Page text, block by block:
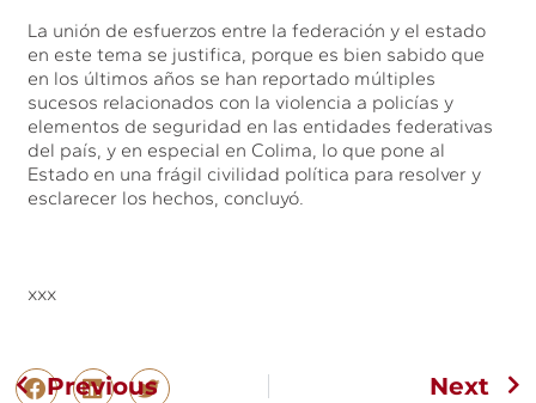
La unión de esfuerzos entre la federación y el estado
en este tema se justifica, porque es bien sabido que
en los últimos años se han reportado múltiples
sucesos relacionados con la violencia a policías y
elementos de seguridad en las entidades federativas
del país, y en especial en Colima, lo que pone al
Estado en una frágil civilidad política para resolver y
esclarecer los hechos, concluyó.
xxx
Previous Next